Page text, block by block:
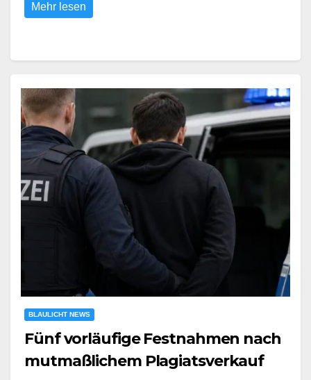
Mehr lesen
BLAULICHT NEWS
Fünf vorläufige Festnahmen nach
mutmaßlichem Plagiatsverkauf